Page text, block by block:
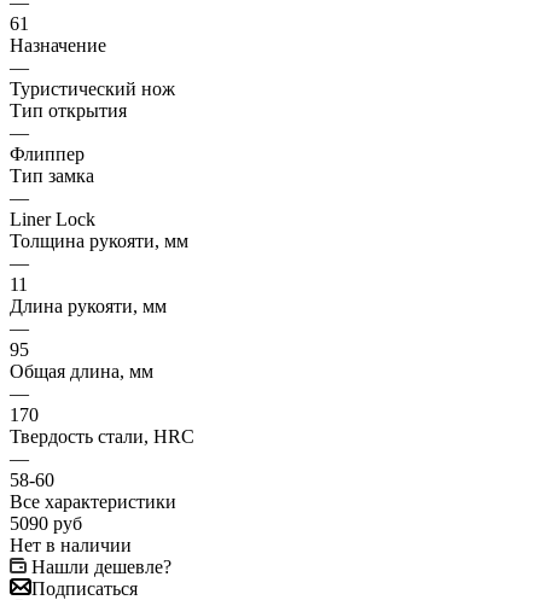
61
Назначение
—
Туристический нож
Тип открытия
—
Флиппер
Тип замка
—
Liner Lock
Толщина рукояти, мм
—
11
Длина рукояти, мм
—
95
Общая длина, мм
—
170
Твердость стали, HRC
—
58-60
Все характеристики
5090 руб
Нет в наличии
Нашли дешевле?
Подписаться